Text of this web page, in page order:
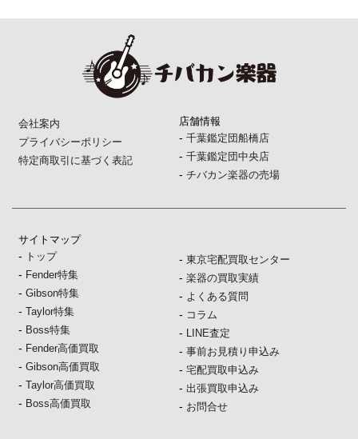
会社案内
プライバシーポリシー
特定商取引に基づく表記
店舗情報
- 千葉鑑定団船橋店
- 千葉鑑定団中央店
- チバカン楽器の売場
サイトマップ
- トップ
- Fender特集
-Gibson特集
-Taylor特集
- Boss特集
- Fender高価買取
-Gibson高価買取
-Taylor高価買取
- Boss高価買取
- 東京宅配買取センター
- 楽器の買取実績
- よくある質問
- コラム
- LINE査定
- 事前お見積り申込み
- 宅配買取申込み
- 出張買取申込み
- お問合せ